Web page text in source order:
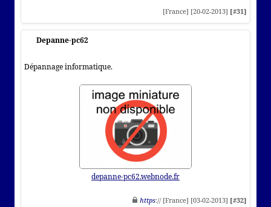
[France] [20-02-2013] [#31]
Depanne-pc62
Dépannage informatique.
depanne-pc62.webnode.fr
https:// [France] [03-02-2013] [#32]